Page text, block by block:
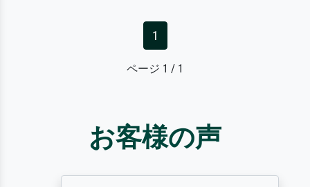
1
ページ 1 / 1
お客様の声